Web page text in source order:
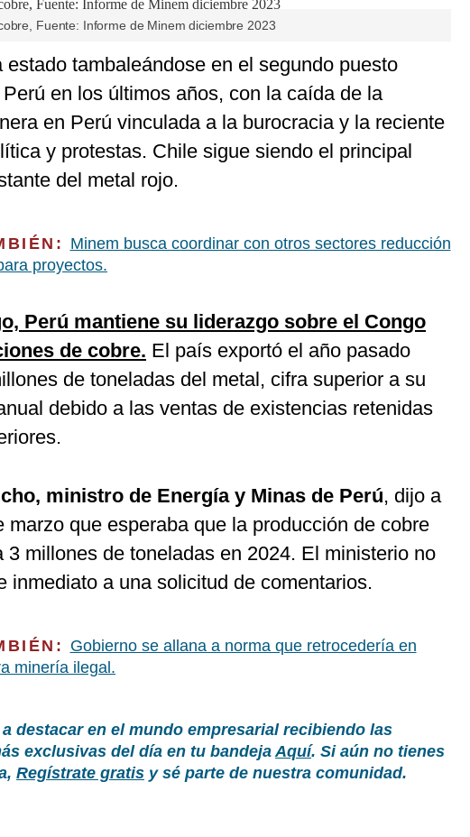
Fuente: Informe de Minem diciembre 2023
estado tambaleándose en el segundo puesto
en los últimos años, con la caída de la
en Perú vinculada a la burocracia y la reciente
y protestas. Chile sigue siendo el principal
del metal rojo.
Minem busca coordinar con otros sectores reducción
proyectos.
Perú mantiene su liderazgo sobre el Congo
de cobre. El país exportó el año pasado
de toneladas del metal, cifra superior a su
debido a las ventas de existencias retenidas
ministro de Energía y Minas de Perú, dijo a
marzo que esperaba que la producción de cobre
3 millones de toneladas en 2024. El ministerio no
inmediato a una solicitud de comentarios.
Gobierno se allana a norma que retrocedería en
minería ilegal.
a destacar en el mundo empresarial recibiendo las
exclusivas del día en tu bandejaAquí. Si aún no tienes
Regístrate gratis y sé parte de nuestra comunidad.